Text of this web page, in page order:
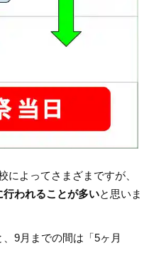
によってさまざまですが、
われることが多いと思いま
9月までの間は「5ヶ月